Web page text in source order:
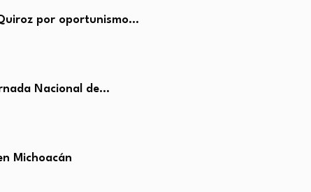
por oportunismo…
Nacional de…
Michoacán